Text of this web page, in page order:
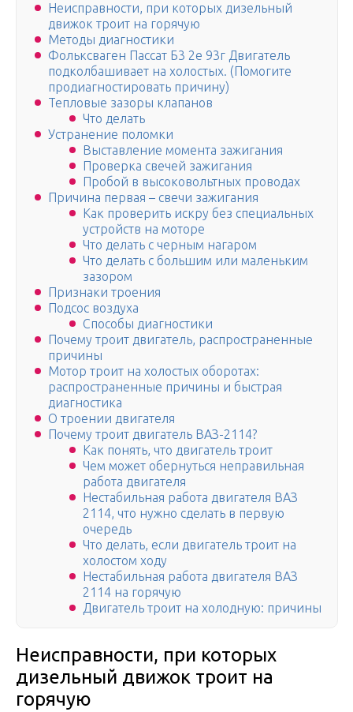
Неисправности, при которых дизельный
движок троит на горячую
Методы диагностики
Фольксваген Пассат Б3 2e 93г Двигатель
подколбашивает на холостых. (Помогите
продиагностировать причину)
Тепловые зазоры клапанов
Что делать
Устранение поломки
Выставление момента зажигания
Проверка свечей зажигания
Пробой в высоковольтных проводах
Причина первая – свечи зажигания
Как проверить искру без специальных
устройств на моторе
Что делать с черным нагаром
Что делать с большим или маленьким
зазором
Признаки троения
Подсос воздуха
Способы диагностики
Почему троит двигатель, распространенные
причины
Мотор троит на холостых оборотах:
распространенные причины и быстрая
диагностика
О троении двигателя
Почему троит двигатель ВАЗ-2114?
Как понять, что двигатель троит
Чем может обернуться неправильная
работа двигателя
Нестабильная работа двигателя ВАЗ
2114, что нужно сделать в первую
очередь
Что делать, если двигатель троит на
холостом ходу
Нестабильная работа двигателя ВАЗ
2114 на горячую
Двигатель троит на холодную: причины
Неисправности, при которых
дизельный движок троит на
горячую